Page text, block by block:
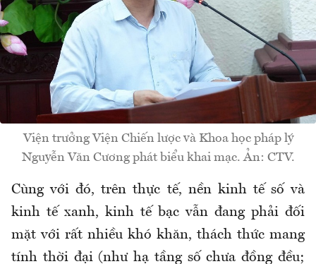
Viện trưởng Viện Chiến lược và Khoa học pháp lý
Nguyễn Văn Cương phát biểu khai mạc. Ản: CTV.
Cùng với đó, trên thực tế, nền kinh tế số và
kinh tế xanh, kinh tế bạc vẫn đang phải đối
mặt với rất nhiều khó khăn, thách thức mang
tính thời đại (như hạ tầng số chưa đồng đều;